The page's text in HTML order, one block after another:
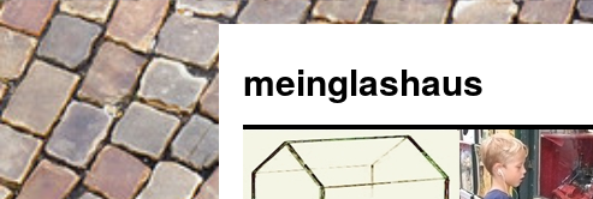
springen
meinglashaus